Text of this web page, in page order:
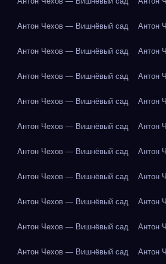
Антон Чехов — Вишнёвый сад Антон
Антон Чехов — Вишнёвый сад Антон
Антон Чехов — Вишнёвый сад Антон
Антон Чехов — Вишнёвый сад Антон
Антон Чехов — Вишнёвый сад Антон
Антон Чехов — Вишнёвый сад Антон
Антон Чехов — Вишнёвый сад Антон
Антон Чехов — Вишнёвый сад Антон
Антон Чехов — Вишнёвый сад Антон
Антон Чехов — Вишнёвый сад Антон